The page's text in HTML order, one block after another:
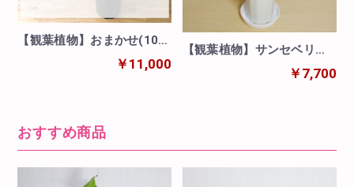
【観葉植物】おまかせ(10号
鉢)※取寄商品の為、入荷後
￥11,000
【観葉植物】サンセベリア
(8号鉢)※取寄商品の為、入
￥7,700
おすすめ商品